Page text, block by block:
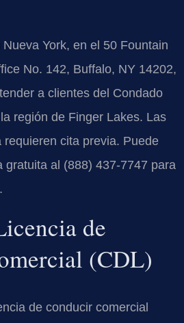
York, en el 50 Fountain
No. 142, Buffalo, NY 14202,
a clientes del Condado
región de Finger Lakes. Las
cita previa. Puede
gratuita al (888) 437-7747 para
de
(CDL)
de conducir comercial